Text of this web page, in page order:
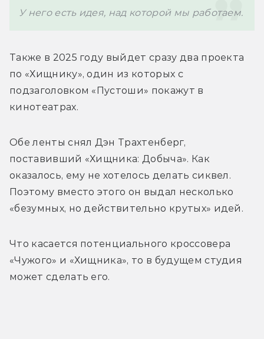
Также в 2025 году выйдет сразу два проекта
по «Хищнику», один из которых с
подзаголовком «Пустоши» покажут в
кинотеатрах.
Обе ленты снял Дэн Трахтенберг,
поставивший «Хищника: Добыча». Как
оказалось, ему не хотелось делать сиквел.
Поэтому вместо этого он выдал несколько
«безумных, но действительно крутых» идей.
Что касается потенциального кроссовера
«Чужого» и «Хищника», то в будущем студия
может сделать его.